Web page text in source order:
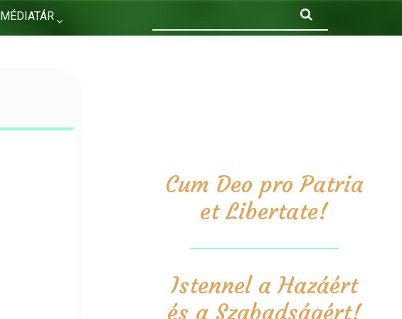
MÉDIATÁR
Cum Deo pro Patria
et Libertate!
Istennel a Hazáért
és a Szabadságért!